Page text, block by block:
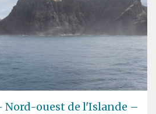
Nord-ouest de l'Islande –